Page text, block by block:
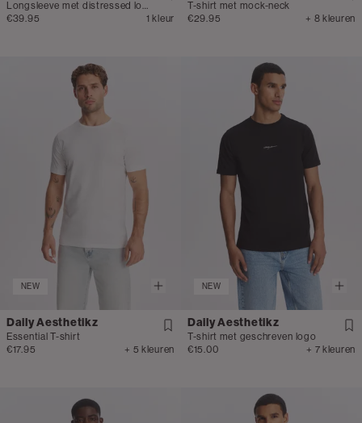
Longsleeve met distressed logo
€39.95
1 kleur
T-shirt met mock-neck
€29.95
+ 8 kleuren
NEW
Daily Aesthetikz
Essential T-shirt
€17.95
+ 5 kleuren
NEW
Daily Aesthetikz
T-shirt met geschreven logo
€15.00
+ 7 kleuren